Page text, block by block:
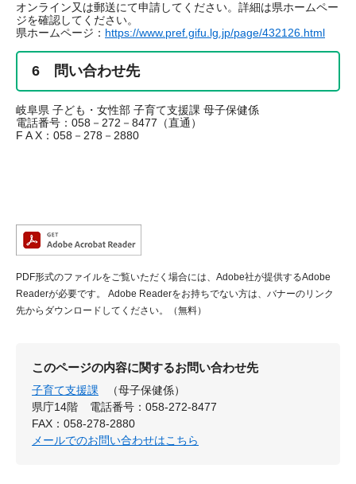
オンライン又は郵送にて申請してください。詳細は県ホームペー
ジを確認してください。
県ホームページ： https://www.pref.gifu.lg.jp/page/432126.html
6 問い合わせ先
岐阜県 子ども・女性部 子育て支援課 母子保健係
電話番号：058－272－8477（直通）
F A X：058－278－2880
PDF形式のファイルをご覧いただく場合には、Adobe社が提供するAdobe
Readerが必要です。
Adobe Readerをお持ちでない方は、バナーのリンク
先からダウンロードしてください。（無料）
このページの内容に関するお問い合わせ先
子育て支援課
（母子保健係）
県庁14階
電話番号：058-272-8477
FAX：058-278-2880
メールでのお問い合わせはこちら